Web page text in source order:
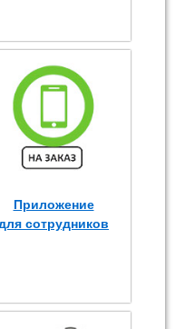
Приложение
сотрудников